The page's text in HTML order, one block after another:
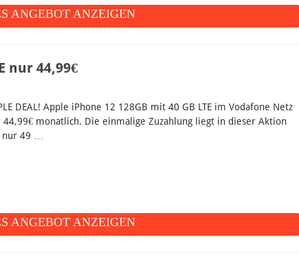
ANGEBOT ANZEIGEN
nur 44,99€
DEAL! Apple iPhone 12 128GB mit 40 GB LTE im Vodafone Netz
44,99€ monatlich. Die einmalige Zuzahlung liegt in dieser Aktion
nur 49 …
ANGEBOT ANZEIGEN